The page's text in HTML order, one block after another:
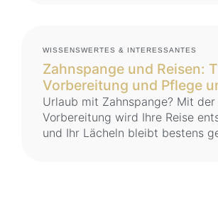
WISSENSWERTES & INTERESSANTES
Zahnspange und Reisen:
Vorbereitung und Pflege
Urlaub mit Zahnspange? Mit
Vorbereitung wird Ihre Reise
und Ihr Lächeln bleibt bestens